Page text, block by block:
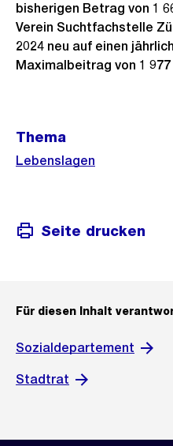
bisherigen Betrag von 1
Verein Suchtfachstelle
2024 neu auf einen
Maximalbeitrag von 1
Informationen
Thema
Lebenslagen
Seite drucken
Für diesen Inhalt
Sozialdepartement
Stadtrat